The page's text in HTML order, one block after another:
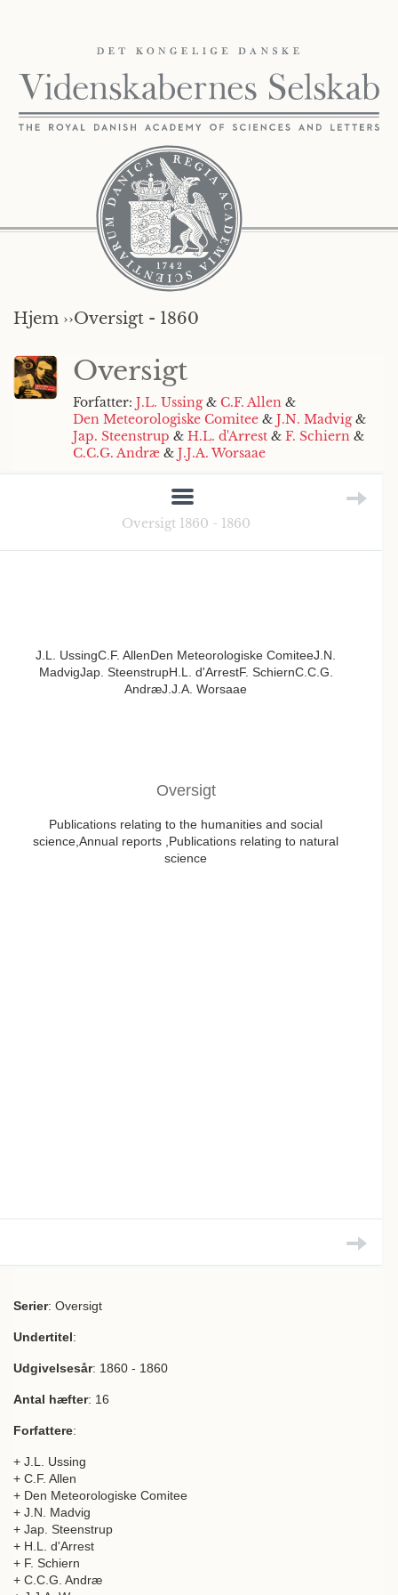
Hjem ››Oversigt - 1860
Oversigt
Forfatter: J.L. Ussing& C.F. Allen &
Den Meteorologiske Comitee & J.N. Madvig&
Jap. Steenstrup & H.L. d'Arrest & F. Schiern &
C.C.G. Andræ & J.J.A. Worsaae
Oversigt 1860 - 1860
J.L. UssingC.F. AllenDen Meteorologiske ComiteeJ.N.
MadvigJap. SteenstrupH.L. d'ArrestF. SchiernC.C.G.
AndræJ.J.A. Worsaae
Oversigt
Publications relating to the humanities and social
science,Annual reports ,Publications relating to natural
science
Serier: Oversigt
Undertitel:
Udgivelsesår: 1860 - 1860
Antal hæfter: 16
Forfattere:
+ J.L. Ussing
+ C.F. Allen
+ Den Meteorologiske Comitee
+ J.N. Madvig
+ Jap. Steenstrup
+ H.L. d'Arrest
+ F. Schiern
+ C.C.G. Andræ